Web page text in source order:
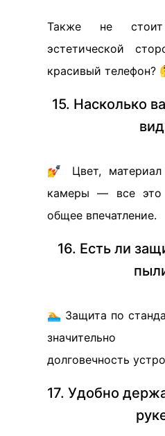
Также не
эстетической
красивый телефон?
15. Насколько
💅 Цвет,
камеры — все это
общее впечатление.
16. Есть ли
🏊 Защита по
значительно
долговечность
17. Удобно